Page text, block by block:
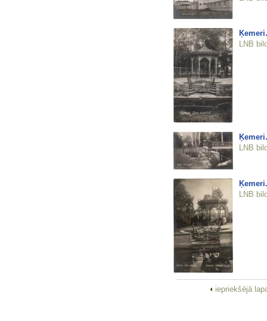
LNB
LNB
LNB
iepriekšējā